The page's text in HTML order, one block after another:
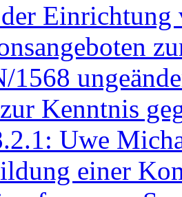
Einrichtung
1568
Kenntnis
Uwe
einer